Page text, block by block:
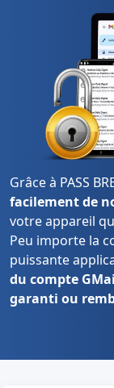
Grâce à PASS
facilement de
votre appareil
Peu importe la
puissante
du compte
garanti ou